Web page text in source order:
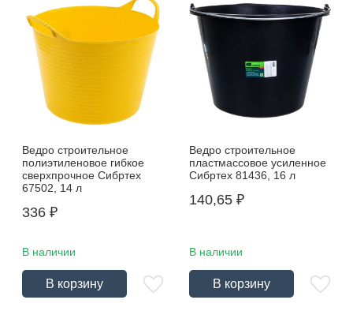
Ведро строительное
полиэтиленовое гибкое
сверхпрочное Сибртех
67502, 14 л
336 ₽
В наличии
В корзину
Ведро строительное
пластмассовое усиленное
Сибртех 81436, 16 л
140,65 ₽
В наличии
В корзину